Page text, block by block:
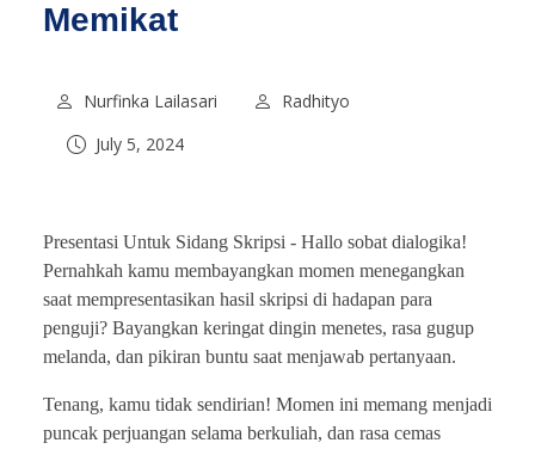
Memikat
Nurfinka Lailasari
Radhityo
July 5, 2024
Presentasi Untuk Sidang Skripsi - Hallo sobat dialogika!
Pernahkah kamu membayangkan momen menegangkan
saat mempresentasikan hasil skripsi di hadapan para
penguji? Bayangkan keringat dingin menetes, rasa gugup
melanda, dan pikiran buntu saat menjawab pertanyaan.
Tenang, kamu tidak sendirian! Momen ini memang menjadi
puncak perjuangan selama berkuliah, dan rasa cemas